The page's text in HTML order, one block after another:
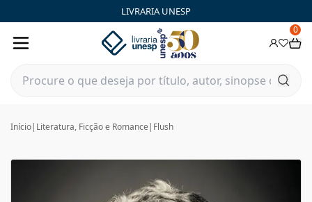
LIVRARIA UNESP
0
Início| Literatura, Ficção e Romance | Flush